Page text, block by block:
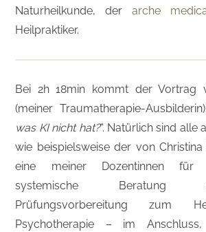
Naturheilkunde, derarche
Heilpraktiker.
Bei 2h 18min kommt der Vortrag
(meiner Traumatherapie-
was KI nicht hat?“. Natürlich sind alle
wie beispielsweise der von
eine meiner Dozentinnen für
systemische
Prüfungsvorbereitung zum
Psychotherapie – im